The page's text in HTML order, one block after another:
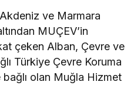
ve Marmara
MUÇEV’in
çeken Alban, Çevre ve
Türkiye Çevre Koruma
bağlı olan Muğla Hizmet